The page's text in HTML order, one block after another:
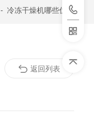
- 冷冻干燥机哪些优点
返回列表